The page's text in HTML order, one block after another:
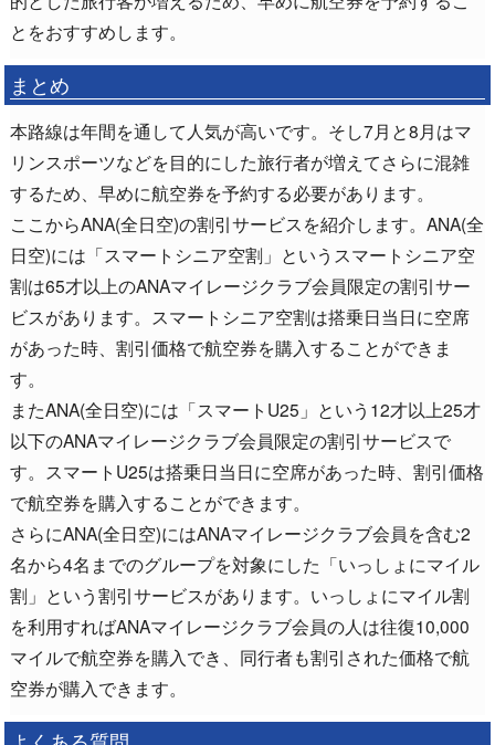
とをおすすめします。
まとめ
本路線は年間を通して人気が高いです。そし7月と8月はマ
リンスポーツなどを目的にした旅行者が増えてさらに混雑
するため、早めに航空券を予約する必要があります。
ここからANA(全日空)の割引サービスを紹介します。ANA(全
日空)には「スマートシニア空割」というスマートシニア空
割は65才以上のANAマイレージクラブ会員限定の割引サー
ビスがあります。スマートシニア空割は搭乗日当日に空席
があった時、割引価格で航空券を購入することができま
す。
またANA(全日空)には「スマートU25」という12才以上25才
以下のANAマイレージクラブ会員限定の割引サービスで
す。スマートU25は搭乗日当日に空席があった時、割引価格
で航空券を購入することができます。
さらにANA(全日空)にはANAマイレージクラブ会員を含む2
名から4名までのグループを対象にした「いっしょにマイル
割」という割引サービスがあります。いっしょにマイル割
を利用すればANAマイレージクラブ会員の人は往復10,000
マイルで航空券を購入でき、同行者も割引された価格で航
空券が購入できます。